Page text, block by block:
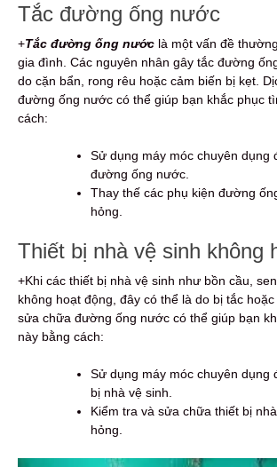
Tắc đường ống nước
+Tắc đường ống nước là một vấn đề
gia đình. Các nguyên nhân gây tắc đường
do cặn bẩn, rong rêu hoặc cảm biến bị kẹt.
đường ống nước có thể giúp bạn khắc phục
cách:
Sử dụng máy móc chuyên dụng
đường ống nước.
Thay thế các phụ kiện đường
hỏng.
Thiết bị nhà vệ sinh không
+Khi các thiết bị nhà vệ sinh như bồn cầu,
không hoạt động, đây có thể là do bị tắc
sửa chữa đường ống nước có thể giúp bạn
này bằng cách:
Sử dụng máy móc chuyên dụng
bị nhà vệ sinh.
Kiểm tra và sửa chữa thiết bị
hỏng.